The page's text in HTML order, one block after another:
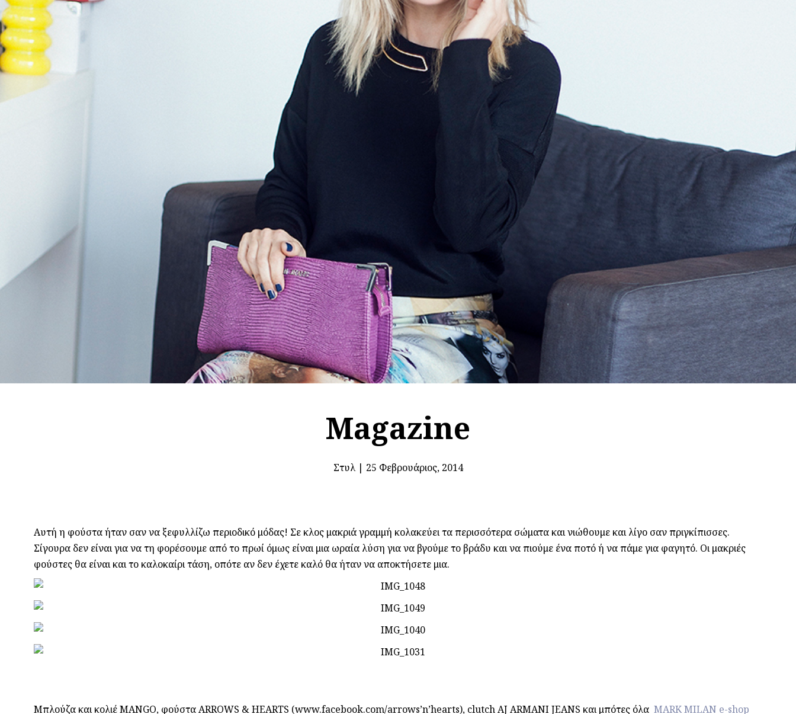
Magazine
Στυλ| 25 Φεβρουάριος, 2014
Αυτή η φούστα ήταν σαν να ξεφυλλίζω περιοδικό μόδας! Σε κλος μακριά γραμμή κολακεύει τα περισσότερα σώματα και νιώθουμε και λίγο σαν πριγκίπισσες.
Σίγουρα δεν είναι για να τη φορέσουμε από το πρωί όμως είναι μια ωραία λύση για να βγούμε το βράδυ και να πιούμε ένα ποτό ή να πάμε για φαγητό. Οι μακριές
φούστες θα είναι και το καλοκαίρι τάση, οπότε αν δεν έχετε καλό θα ήταν να αποκτήσετε μια.
Μπλούζα και κολιέ MANGO, φούστα ARROWS & HEARTS (www.facebook.com/arrows’n’hearts), clutch AJ ARMANI JEANS και μπότες όλα MARK MILAN e-shop